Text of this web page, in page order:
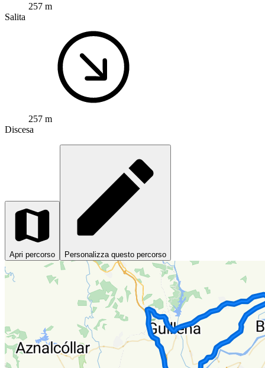
257 m
Salita
257 m
Discesa
Apri percorso Personalizza questo percorso